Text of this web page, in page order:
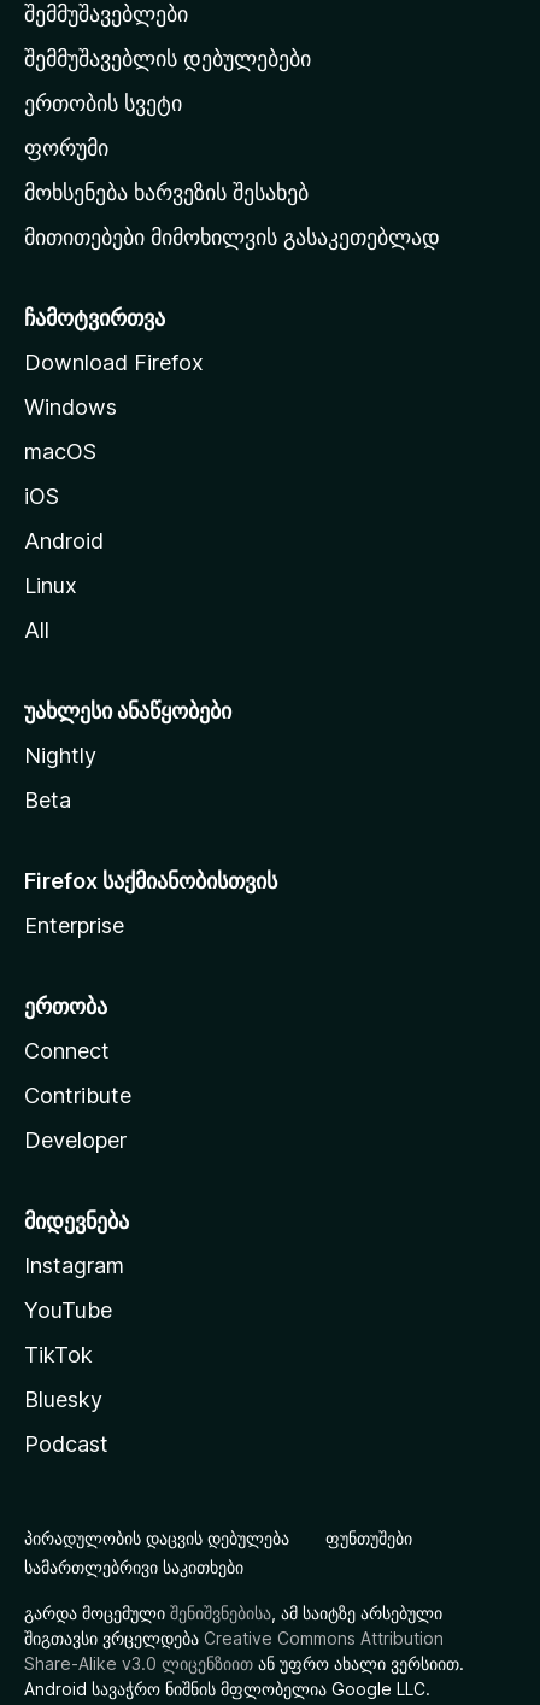
მ
თ
ვ
ა
რ
ვ
რ
ზ
ე
დ
ა
ლ
შემმუშავებლები
შემმუშავებლის დებულებები
ერთობის სვეტი
ფორუმი
მოხსენება ხარვეზის შესახებ
მითითებები მიმოხილვის გასაკეთებლად
ჩამოტვირთვა
Download Firefox
Windows
macOS
iOS
Android
Linux
All
უახლესი ანაწყობები
Nightly
Beta
Firefox საქმიანობისთვის
Enterprise
ერთობა
Connect
Contribute
Developer
მიდევნება
Instagram
YouTube
TikTok
Bluesky
Podcast
პირადულობის დაცვის დებულება
ფუნთუშები
სამართლებრივი საკითხები
გარდა მოცემული შენიშვნებისა , ამ საიტზე არსებული
შიგთავსი ვრცელდება Creative Commons Attribution
Share-Alike v3.0 ლიცენზიით ან უფრო ახალი ვერსიით.
Android სავაჭრო ნიშნის მფლობელია Google LLC.